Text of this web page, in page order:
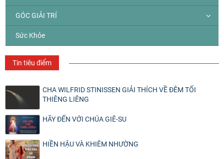
GÓC GIẢI TRÍ
Sức Khỏe
Tin tiêu điểm
CHA WILFRID STINISSEN GIẢI THÍCH VỀ ĐÊM TỐI
THIÊNG LIÊNG
HÃY ĐẾN VỚI CHÚA GIÊ-SU
HIỀN HẬU VÀ KHIÊM NHƯỜNG